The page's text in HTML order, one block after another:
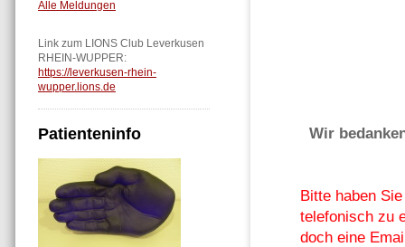
Alle Meldungen
Link zum LIONS Club Leverkusen
RHEIN-WUPPER:
https://leverkusen-rhein-
wupper.lions.de
Patienteninfo Wir
Bitte haben
telefonisch zu
doch eine